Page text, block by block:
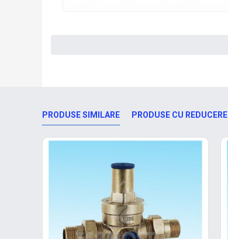
PRODUSE SIMILARE PRODUSE CU REDUCERE